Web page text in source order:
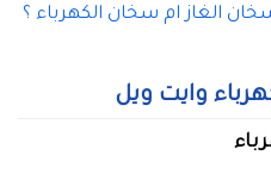
الغاز ام سخان الكهرباء ؟
وايت ويل